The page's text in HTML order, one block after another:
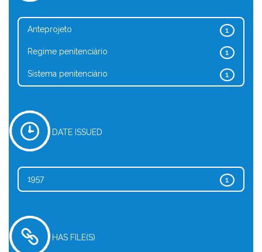
1
Anteprojeto
1
Regime penitenciário
1
Sistema penitenciário
DATE ISSUED
1
1957
HAS FILE(S)